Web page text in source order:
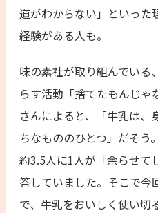
道がわからない」といった
経験がある人も。
味の素社が取り組んでいる
らす活動「捨てたもんじ
さんによると、「牛乳は、
ちなもののひとつ」だそう
約3.5人に1人が「余らせて
答していました。そこで今
で、牛乳をおいしく使い切